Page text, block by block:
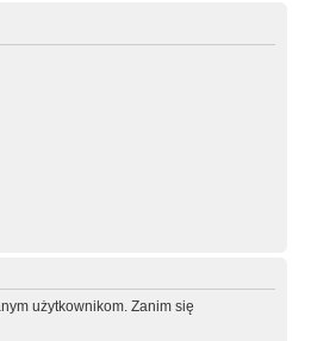
użytkownikom. Zanim się